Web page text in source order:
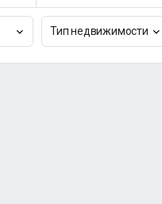
Тип недвижимости